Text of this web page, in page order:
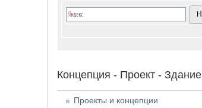
Концепция - Проект - Здание
Проекты и концепции